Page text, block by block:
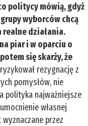
politycy mówią, gdyż
wyborców chcą
realne działania.
piar i w oparciu o
się skarży, że
rezygnację z
pomysłów, nie
polityka najważniejsze
własnej
przez